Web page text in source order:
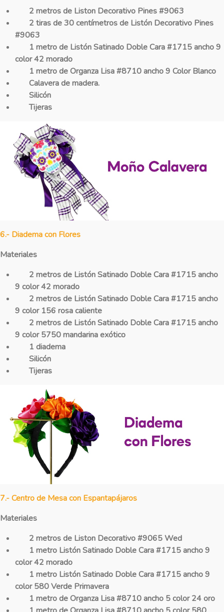
2 metros de Liston Decorativo Pines #9063
2 tiras de 30 centímetros de Listón Decorativo Pines
#9063
1 metro de Listón Satinado Doble Cara#1715ancho 9
color 42 morado
1 metro de Organza Lisa #8710 ancho 9 Color Blanco
Calavera de madera.
Silicón
Tijeras
6.- Diadema con Flores
Materiales
2 metros de Listón Satinado Doble Cara #1715 ancho
9 color 42 morado
2 metros de Listón Satinado Doble Cara #1715 ancho
9 color 156 rosa caliente
2 metros de Listón Satinado Doble Cara #1715 ancho
9 color 5750 mandarina exótico
1 diadema
Silicón
Tijeras
7.- Centro de Mesa con Espantapájaros
Materiales
2 metros de Liston Decorativo #9065 Wed
1 metro Listón Satinado Doble Cara#1715ancho 9
color 42 morado
1 metro Listón Satinado Doble Cara#1715ancho 9
color 580 Verde Primavera
1 metro de Organza Lisa #8710ancho 5 color 24 oro